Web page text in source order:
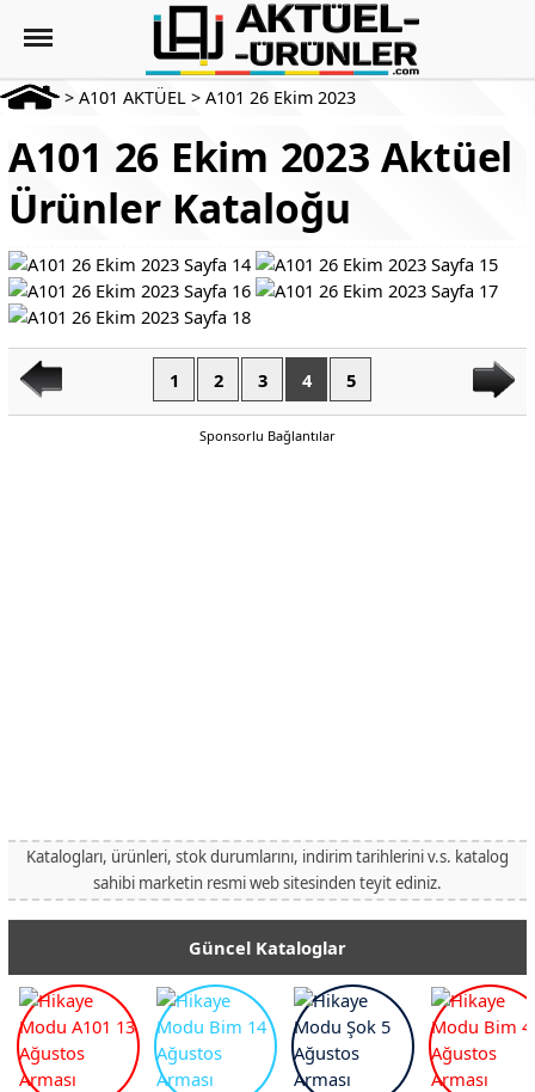
> A101 AKTÜEL > A101 26 Ekim 2023
A101 26 Ekim 2023 Aktüel
Ürünler Kataloğu
1 2 3 4 5
Sponsorlu Bağlantılar
Katalogları, ürünleri, stok durumlarını, indirim tarihlerini v.s. katalog
sahibi marketin resmi web sitesinden teyit ediniz.
Güncel Kataloglar